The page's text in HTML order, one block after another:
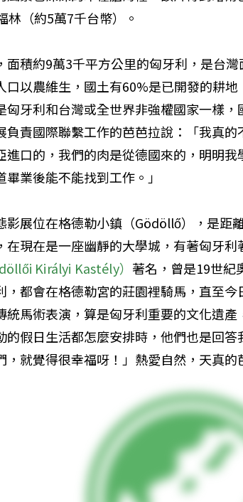
林（約5萬7千台幣）。
面積約9萬3千平方公里的匈牙利，是台
口以農維生，國土有60%是已開發的耕
匈牙利和台灣或全世界非強權國家一樣
負責國際聯繫工作的芭芭拉說：「我真
進口的，我們的肉是從德國來的，明明
畢業後能不能找到工作。」
影展位在格德勒小鎮（Gödöllő），是距
在現在是一座幽靜的大學城，有著匈牙
Királyi Kastély） 著名，曾是19世紀
，都會在格德勒宮的莊園裡騎馬，直至
統馬術表演，算是匈牙利重要的文化遺
的假日生活都怎麼安排時，他們也是回
，就覺得很幸福呀！」熱愛自然，天真的